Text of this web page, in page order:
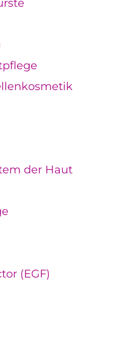
der Haut
(EGF)